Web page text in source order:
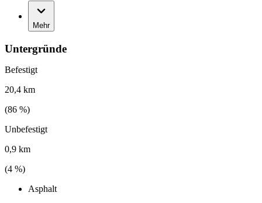
Mehr
Untergründe
Befestigt
20,4 km
(86 %)
Unbefestigt
0,9 km
(4 %)
Asphalt